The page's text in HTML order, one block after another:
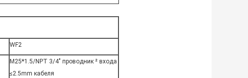
WF2
M25*1.5/NPT 3/4" проводник ² входа
≤2.5mm кабеля